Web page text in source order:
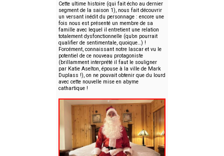
Cette ultime histoire (qui fait écho au dernier
segment de la saison 1), nous fait découvrir
un versant inédit du personnage : encore une
fois nous est présenté un membre de sa
famille avec lequel il entretient une relation
totalement dysfonctionnelle (qu’on pourrait
qualifier de sentimentale, quoique…) !
Forcément, connaissant notre lascar et vu le
potentiel de ce nouveau protagoniste
(brillamment interprété il faut le souligner
par Katie Aselton, épouse à la ville de Mark
Duplass !), on ne pouvait obtenir que du lourd
avec cette nouvelle mise en abyme
cathartique !